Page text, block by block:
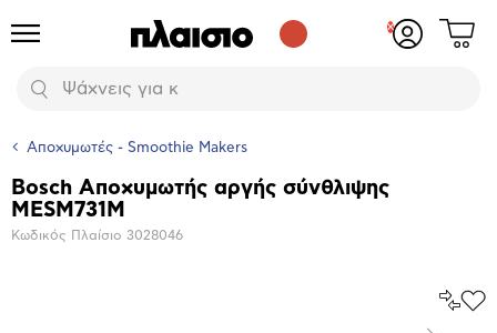
Προϊόντα
Αναζήτηση
Δες
Αποχυμωτές - Smoothie Makers
Βασικά
χαρακτηριστικά
Bosch Αποχυμωτής αργής σύνθλιψης
MESM731M
Κωδικός Πλαίσιο 3028046